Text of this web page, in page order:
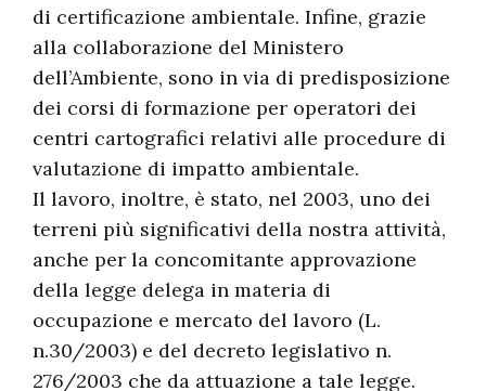
di certificazione ambientale. Infine, grazie
alla collaborazione del Ministero
dell’Ambiente, sono in via di predisposizione
dei corsi di formazione per operatori dei
centri cartografici relativi alle procedure di
valutazione di impatto ambientale.
Il lavoro, inoltre, è stato, nel 2003, uno dei
terreni più significativi della nostra attività,
anche per la concomitante approvazione
della legge delega in materia di
occupazione e mercato del lavoro (L.
n.30/2003) e del decreto legislativo n.
276/2003 che da attuazione a tale legge.